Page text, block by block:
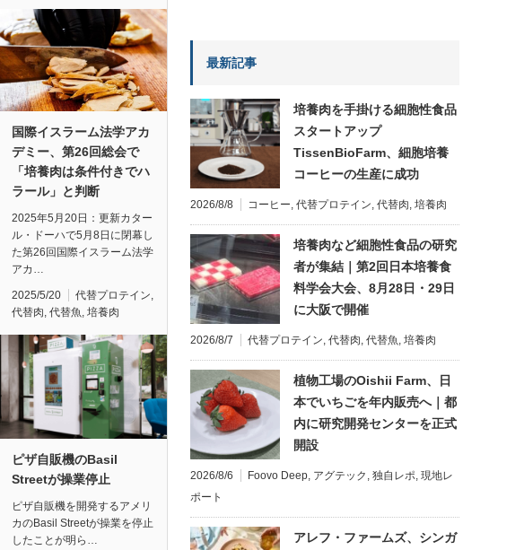
国際イスラーム法学アカ
デミー、第26回総会で
「培養肉は条件付きでハ
ラール」と判断
2025年5月20日：更新カター
ル・ドーハで5月8日に閉幕し
た第26回国際イスラーム法学
アカ…
2025/5/20 代替プロテイン
代替肉 代替魚 培養肉
ピザ自販機のBasil
Streetが操業停止
ピザ自販機を開発するアメリ
カのBasil Streetが操業を停止
したことが明ら…
最新記事
培養肉を手掛ける細胞性食品
スタートアップ
TissenBioFarm、細胞培養
コーヒーの生産に成功
2026/8/8 コーヒー 代替プロテイン 代替肉 培養肉
培養肉など細胞性食品の研究
者が集結｜第2回日本培養食
料学会大会、8月28日・29日
に大阪で開催
2026/8/7 代替プロテイン 代替肉 代替魚 培養肉
植物工場のOishii Farm、日
本でいちごを年内販売へ｜都
内に研究開発センターを正式
開設
2026/8/6 Foovo Deep アグテック 独自レポ 現地レ
ポート
アレフ・ファームズ、シンガ